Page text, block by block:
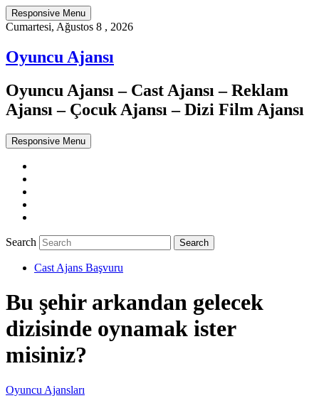
Responsive Menu
Cumartesi, Ağustos 8 , 2026
Oyuncu Ajansı
Oyuncu Ajansı – Cast Ajansı – Reklam
Ajansı – Çocuk Ajansı – Dizi Film Ajansı
Responsive Menu
Search
Cast Ajans Başvuru
Bu şehir arkandan gelecek
dizisinde oynamak ister
misiniz?
Oyuncu Ajansları